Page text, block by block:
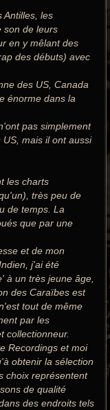
Antilles, les
son de leurs
en y mêlant des
des débuts) avec
des US, Canada
énorme dans la
pas simplement
mais il ont aussi
les charts
très peu de
de temps. La
que par une
et de mon
j'ai été
à un très jeune âge,
des Caraïbes est
tout de même
par les
collectionneur.
Recordings et moi
obtenir la sélection
choix représentent
de qualité
des endroits tels